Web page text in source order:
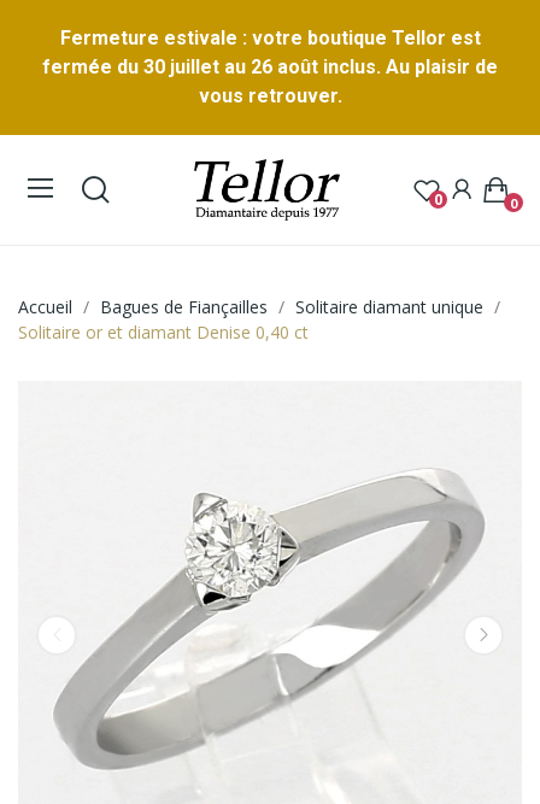
Fermeture estivale : votre boutique Tellor est
fermée du 30 juillet au 26 août inclus. Au plaisir de
vous retrouver.
0 0
Accueil Bagues de Fiançailles
Solitaire diamant unique
Solitaire or et diamant Denise 0,40 ct